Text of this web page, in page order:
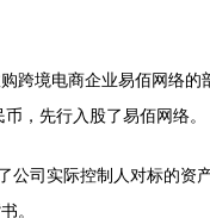
境电商企业易佰网络
，先行入股了易佰网络。
司实际控制人对标的资
。